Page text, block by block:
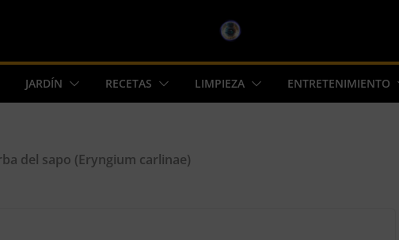
JARDÍN RECETAS LIMPIEZA ENTRETENIMIENTO
del sapo (Eryngium carlinae)